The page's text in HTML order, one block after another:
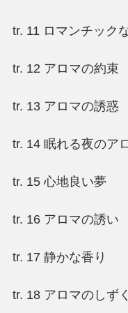
tr. 11 ロマンチック
tr. 12 アロマの約束
tr. 13 アロマの誘惑
tr. 14 眠れる夜のア
tr. 15 心地良い夢
tr. 16 アロマの誘い
tr. 17 静かな香り
tr. 18 アロマのしずく